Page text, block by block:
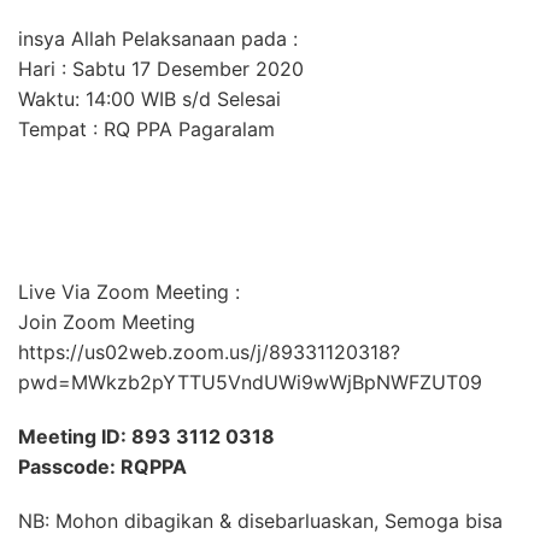
insya Allah Pelaksanaan pada :
Hari : Sabtu 17 Desember 2020
Waktu: 14:00 WIB s/d Selesai
Tempat : RQ PPA Pagaralam
Live Via Zoom Meeting :
Join Zoom Meeting
https://us02web.zoom.us/j/89331120318?
pwd=MWkzb2pYTTU5VndUWi9wWjBpNWFZUT09
Meeting ID: 893 3112 0318
Passcode: RQPPA
NB: Mohon dibagikan & disebarluaskan, Semoga bisa